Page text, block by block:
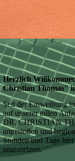
Herzlich
Christian Thomas"
Seit der Einweihung
auf unserer tollen
DR. CHRISTIAN
angestoßen und
Stunden und Tage
umzusetzen.